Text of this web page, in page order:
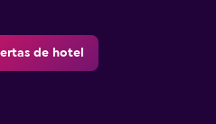
de hotel